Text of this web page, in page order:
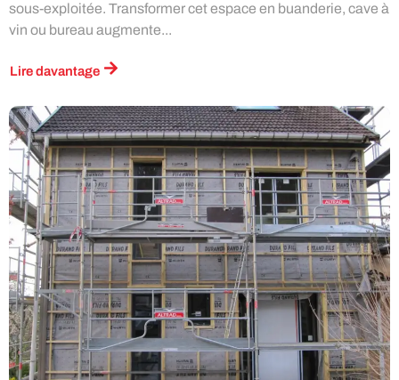
sous-exploitée. Transformer cet espace en buanderie, cave à
vin ou bureau augmente...
Lire davantage